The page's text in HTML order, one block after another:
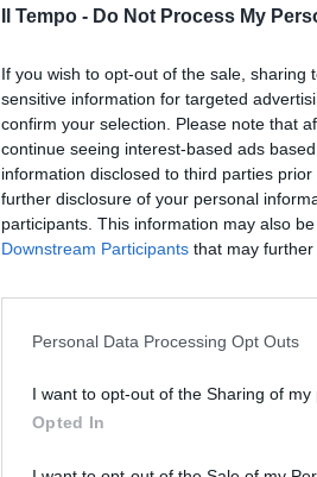
Il Tempo - Do Not Process My
If you wish to opt-out of the sale,
sensitive information for targeted
confirm your selection. Please note that
continue seeing interest-based ads
information disclosed to third parties
further disclosure of your personal
participants. This information may also
Downstream Participants that may further
Personal Data Processing Opt Outs
I want to opt-out of the Sharing of my
Opted In
Rudy